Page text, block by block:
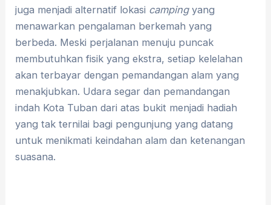
juga menjadi alternatif lokasi campingyang
menawarkan pengalaman berkemah yang
berbeda. Meski perjalanan menuju puncak
membutuhkan fisik yang ekstra, setiap kelelahan
akan terbayar dengan pemandangan alam yang
menakjubkan. Udara segar dan pemandangan
indah Kota Tuban dari atas bukit menjadi hadiah
yang tak ternilai bagi pengunjung yang datang
untuk menikmati keindahan alam dan ketenangan
suasana.